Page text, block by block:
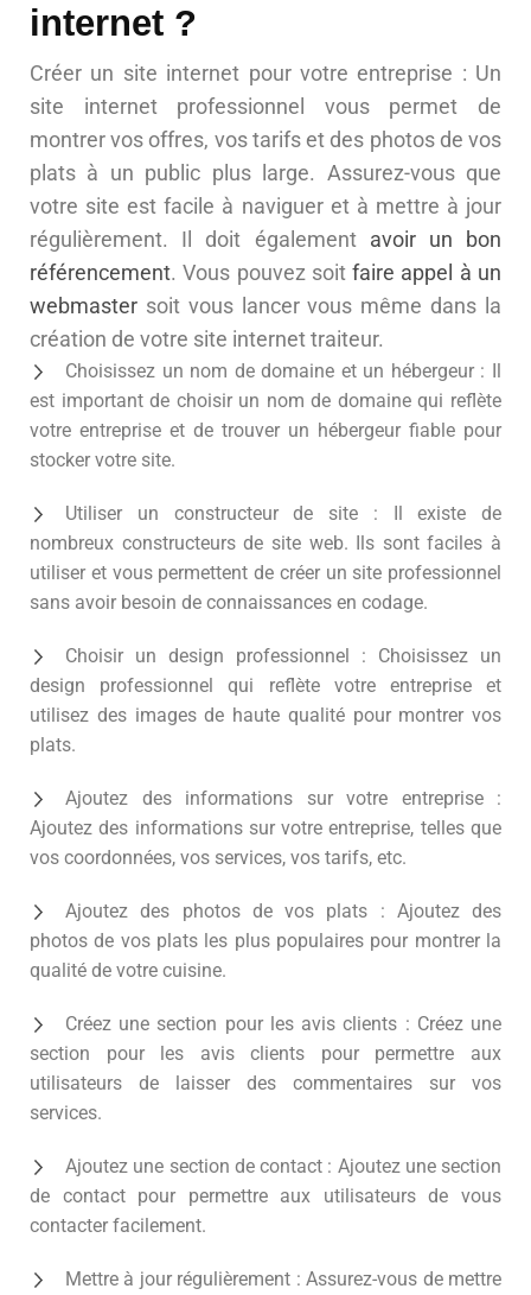
internet ?
Créer un site internet pour votre entreprise : Un
site internet professionnel vous permet de
montrer vos offres, vos tarifs et des photos de vos
plats à un public plus large. Assurez-vous que
votre site est facile à naviguer et à mettre à jour
régulièrement. Il doit également avoir un bon
référencement. Vous pouvez soitfaire appel à un
webmaster soit vous lancer vous même dans la
création de votre site internet traiteur.
Choisissez un nom de domaine et un hébergeur : Il
est important de choisir un nom de domaine qui reflète
votre entreprise et de trouver un hébergeur fiable pour
stocker votre site.
Utiliser un constructeur de site : Il existe de
nombreux constructeurs de site web. Ils sont faciles à
utiliser et vous permettent de créer un site professionnel
sans avoir besoin de connaissances en codage.
Choisir un design professionnel : Choisissez un
design professionnel qui reflète votre entreprise et
utilisez des images de haute qualité pour montrer vos
plats.
Ajoutez des informations sur votre entreprise :
Ajoutez des informations sur votre entreprise, telles que
vos coordonnées, vos services, vos tarifs, etc.
Ajoutez des photos de vos plats : Ajoutez des
photos de vos plats les plus populaires pour montrer la
qualité de votre cuisine.
Créez une section pour les avis clients : Créez une
section pour les avis clients pour permettre aux
utilisateurs de laisser des commentaires sur vos
services.
Ajoutez une section de contact : Ajoutez une section
de contact pour permettre aux utilisateurs de vous
contacter facilement.
Mettre à jour régulièrement : Assurez-vous de mettre